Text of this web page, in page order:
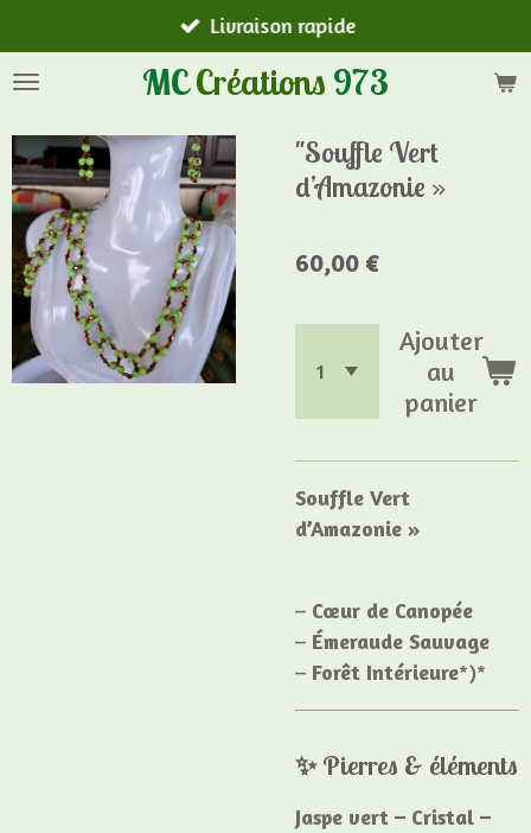
au
contenu
MCCréations 973
Livraison rapide
"Souffle Vert
d’Amazonie »
60,00 €
Ajouter
au
panier
Souffle Vert
d’Amazonie »
– Cœur de Canopée
– Émeraude Sauvage
– Forêt Intérieure*)*
✨ Pierres & éléments
Jaspe vert – Cristal –